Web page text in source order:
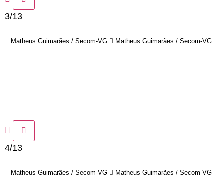
3/13
Matheus Guimarães / Secom-VG Matheus Guimarães / Secom-VG
4/13
Matheus Guimarães / Secom-VG Matheus Guimarães / Secom-VG